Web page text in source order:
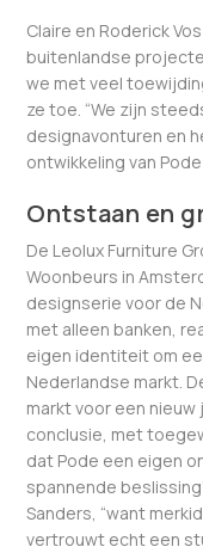
Claire en Roderick
buitenlandse
we met veel
ze toe. “We zijn
designavonturen en
ontwikkeling van
Ontstaan en
De Leolux Furniture
Woonbeurs in
designserie voor de
met alleen banken,
eigen identiteit om
Nederlandse markt.
markt voor een nieuw
conclusie, met
dat Pode een eigen
spannende
Sanders, “want
vertrouwt echt een